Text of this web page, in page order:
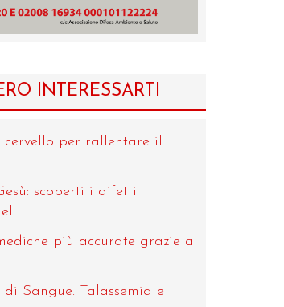
INTERESSARTI
per rallentare il
scoperti i difetti
più accurate grazie a
di Sangue. Talassemia e